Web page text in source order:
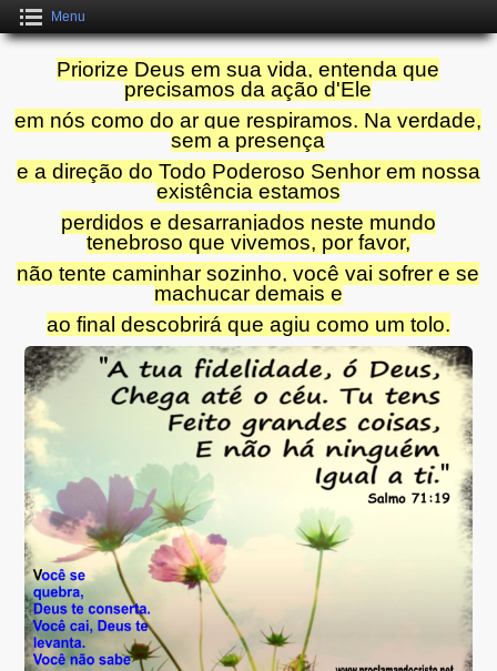
Menu
Priorize Deus em sua vida, entenda que
precisamos da ação d'Ele
em nós como do ar que respiramos. Na verdade,
sem a presença
e a direção do Todo Poderoso Senhor em nossa
existência estamos
perdidos e desarranjados neste mundo
tenebroso que vivemos, por favor,
não tente caminhar sozinho, você vai sofrer e se
machucar demais e
ao final descobrirá que agiu como um tolo.